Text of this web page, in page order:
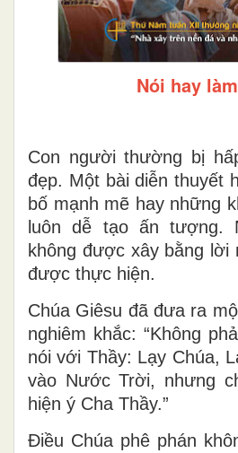
Nói hay
Con người thường bị
đẹp. Một bài diễn thuyết
bố mạnh mẽ hay những
luôn dễ tạo ấn tượng.
không được xây bằng lời
được thực hiện.
Chúa Giêsu đã đưa ra
nghiêm khắc: “Không
nói với Thầy: Lạy Chúa,
vào Nước Trời, nhưng
hiện ý Cha Thầy.”
Điều Chúa phê phán